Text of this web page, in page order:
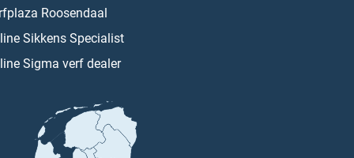
Roosendaal
Sikkens Specialist
Sigma verf dealer